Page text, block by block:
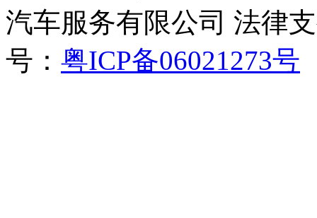
汽车服务有限公司 法律
号： 粤ICP备06021273号